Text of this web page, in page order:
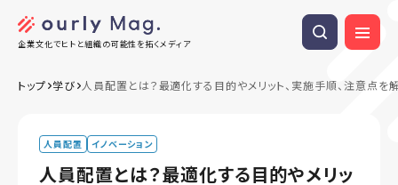
企業文化でヒトと組織の可能性を拓くメディア
トップ 学び 人員配置とは？最適化する目的やメリット、実施手順、注意点を
人員配置 イノベーション
人員配置とは？最適化する目的やメリッ